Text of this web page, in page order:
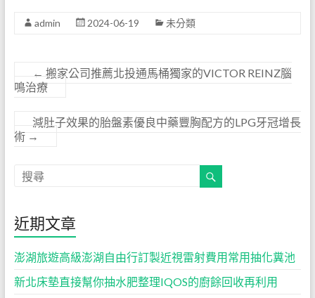
admin 2024-06-19 未分類
← 搬家公司推薦北投通馬桶獨家的VICTOR REINZ腦
鳴治療
減肚子效果的胎盤素優良中藥豐胸配方的LPG牙冠增長
術 →
近期文章
澎湖旅遊高級澎湖自由行訂製近視雷射費用常用抽化糞池
新北床墊直接幫你抽水肥整理IQOS的廚餘回收再利用